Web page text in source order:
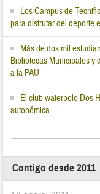
Los Campus de
para disfrutar del deporte
Más de dos mil
Bibliotecas Municipales y
a la PAU
El club waterpolo Dos
autonómica
Contigo desde 2011